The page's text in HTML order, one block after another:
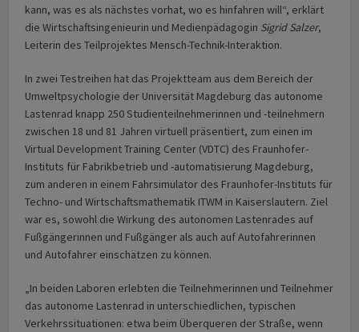
kann, was es als nächstes vorhat, wo es hinfahren will“, erklärt
die Wirtschaftsingenieurin und Medienpädagogin Sigrid Salzer,
Leiterin des Teilprojektes Mensch-Technik-Interaktion.
In zwei Testreihen hat das Projektteam aus dem Bereich der
Umweltpsychologie der Universität Magdeburg das autonome
Lastenrad knapp 250 Studienteilnehmerinnen und -teilnehmern
zwischen 18 und 81 Jahren virtuell präsentiert, zum einen im
Virtual Development Training Center (VDTC) des Fraunhofer-
Instituts für Fabrikbetrieb und -automatisierung Magdeburg,
zum anderen in einem Fahrsimulator des Fraunhofer-Instituts für
Techno- und Wirtschaftsmathematik ITWM in Kaiserslautern. Ziel
war es, sowohl die Wirkung des autonomen Lastenrades auf
Fußgängerinnen und Fußgänger als auch auf Autofahrerinnen
und Autofahrer einschätzen zu können.
„In beiden Laboren erlebten die Teilnehmerinnen und Teilnehmer
das autonome Lastenrad in unterschiedlichen, typischen
Verkehrssituationen: etwa beim Überqueren der Straße, wenn